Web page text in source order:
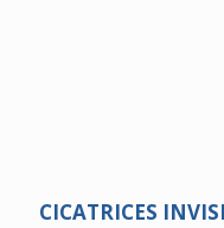
CICATRICES